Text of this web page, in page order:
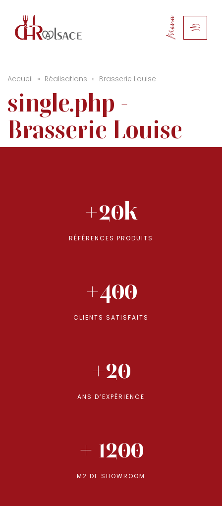
Menu
Accueil » Réalisations » Brasserie Louise
single.php -
Brasserie Louise
+20k
RÉFÉRENCES PRODUITS
+400
CLIENTS SATISFAITS
+20
ANS D’EXPÉRIENCE
+ 1200
M2 DE SHOWROOM